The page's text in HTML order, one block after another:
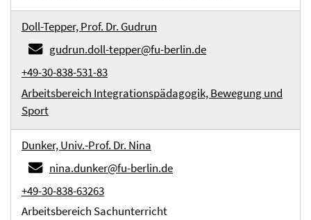
Doll-Tepper, Prof. Dr. Gudrun
gudrun.doll-tepper@fu-berlin.de
+49-30-838-531-83
Arbeitsbereich Integrationspädagogik, Bewegung und
Sport
Dunker, Univ.-Prof. Dr. Nina
nina.dunker@fu-berlin.de
+49-30-838-63263
Arbeitsbereich Sachunterricht